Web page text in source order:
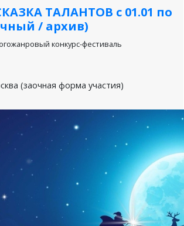
ТАЛАНТОВ с 01.01 по
/ архив)
конкурс-фестиваль
(заочная форма участия)